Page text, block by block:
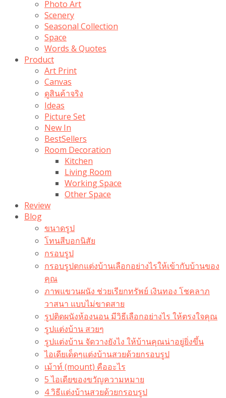
Photo Art
Scenery
Seasonal Collection
Space
Words & Quotes
Product
Art Print
Canvas
ดูสินค้าจริง
Ideas
Picture Set
New In
BestSellers
Room Decoration
Kitchen
Living Room
Working Space
Other Space
Review
Blog
ขนาดรูป
โทนสีบอกนิสัย
กรอบรูป
กรอบรูปตกแต่งบ้านเลือกอย่างไรให้เข้ากับบ้านของ
คุณ
ภาพแขวนผนัง ช่วยเรียกทรัพย์ เงินทอง โชคลาภ
วาสนา แบบไม่ขาดสาย
รูปติดผนังห้องนอน มีวิธีเลือกอย่างไร ให้ตรงใจคุณ
รูปแต่งบ้าน สวยๆ
รูปแต่งบ้าน จัดวางยังไง ให้บ้านคุณน่าอยู่ยิ่งขึ้น
ไอเดียเด็ดๆแต่งบ้านสวยด้วยกรอบรูป
เม้าท์ (mount) คืออะไร​
5 ไอเดียของขวัญความหมาย
4 วิธีแต่งบ้านสวยด้วยกรอบรูป